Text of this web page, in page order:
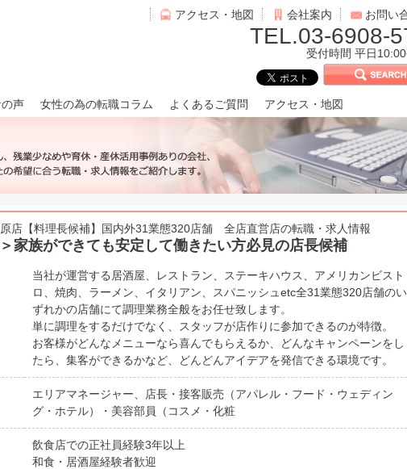
お問い
会社案内
アクセス・地図
TEL.03-6908-
受付時間 平日
声 女性の為の転職コラム よくあるご質問 アクセス・地図
店【料理長候補】国内外31業態320店舗 全店直営店の転職・求人情報
家族ができても安定して働きたい方必見の店長候補
当社が運営する居酒屋、レストラン、ステーキハウス、アメリカンビスト
ロ、焼肉、ラーメン、イタリアン、スパニッシュetc全31業態320店舗のい
ずれかの店舗にて調理業務全般をお任せ致します。
単に調理をするだけでなく、スタッフが店作りに参加できるのが特徴。
お客様がどんなメニューなら喜んでもらえるか、どんなキャンペーンをし
たら、集客ができるかなど、どんどんアイデアを発信できる環境です。
エリアマネージャー、店長・接客販売（アパレル・フード・ウェディン
グ・ホテル）・美容部員（コスメ・化粧
飲食店での正社員経験3年以上
和食・居酒屋経験者歓迎